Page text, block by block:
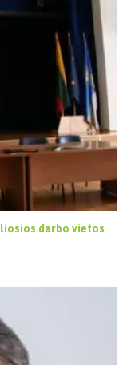
darbo vietos